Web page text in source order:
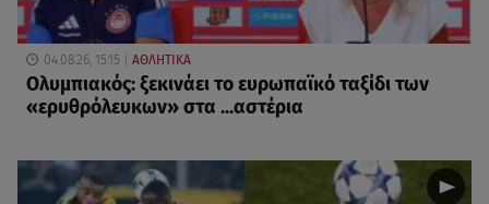
04.08.26, 15:15 ΑΘΛΗΤΙΚΑ
Ολυμπιακός: ξεκινάει το ευρωπαϊκό ταξίδι των
«ερυθρόλευκων» στα ...αστέρια